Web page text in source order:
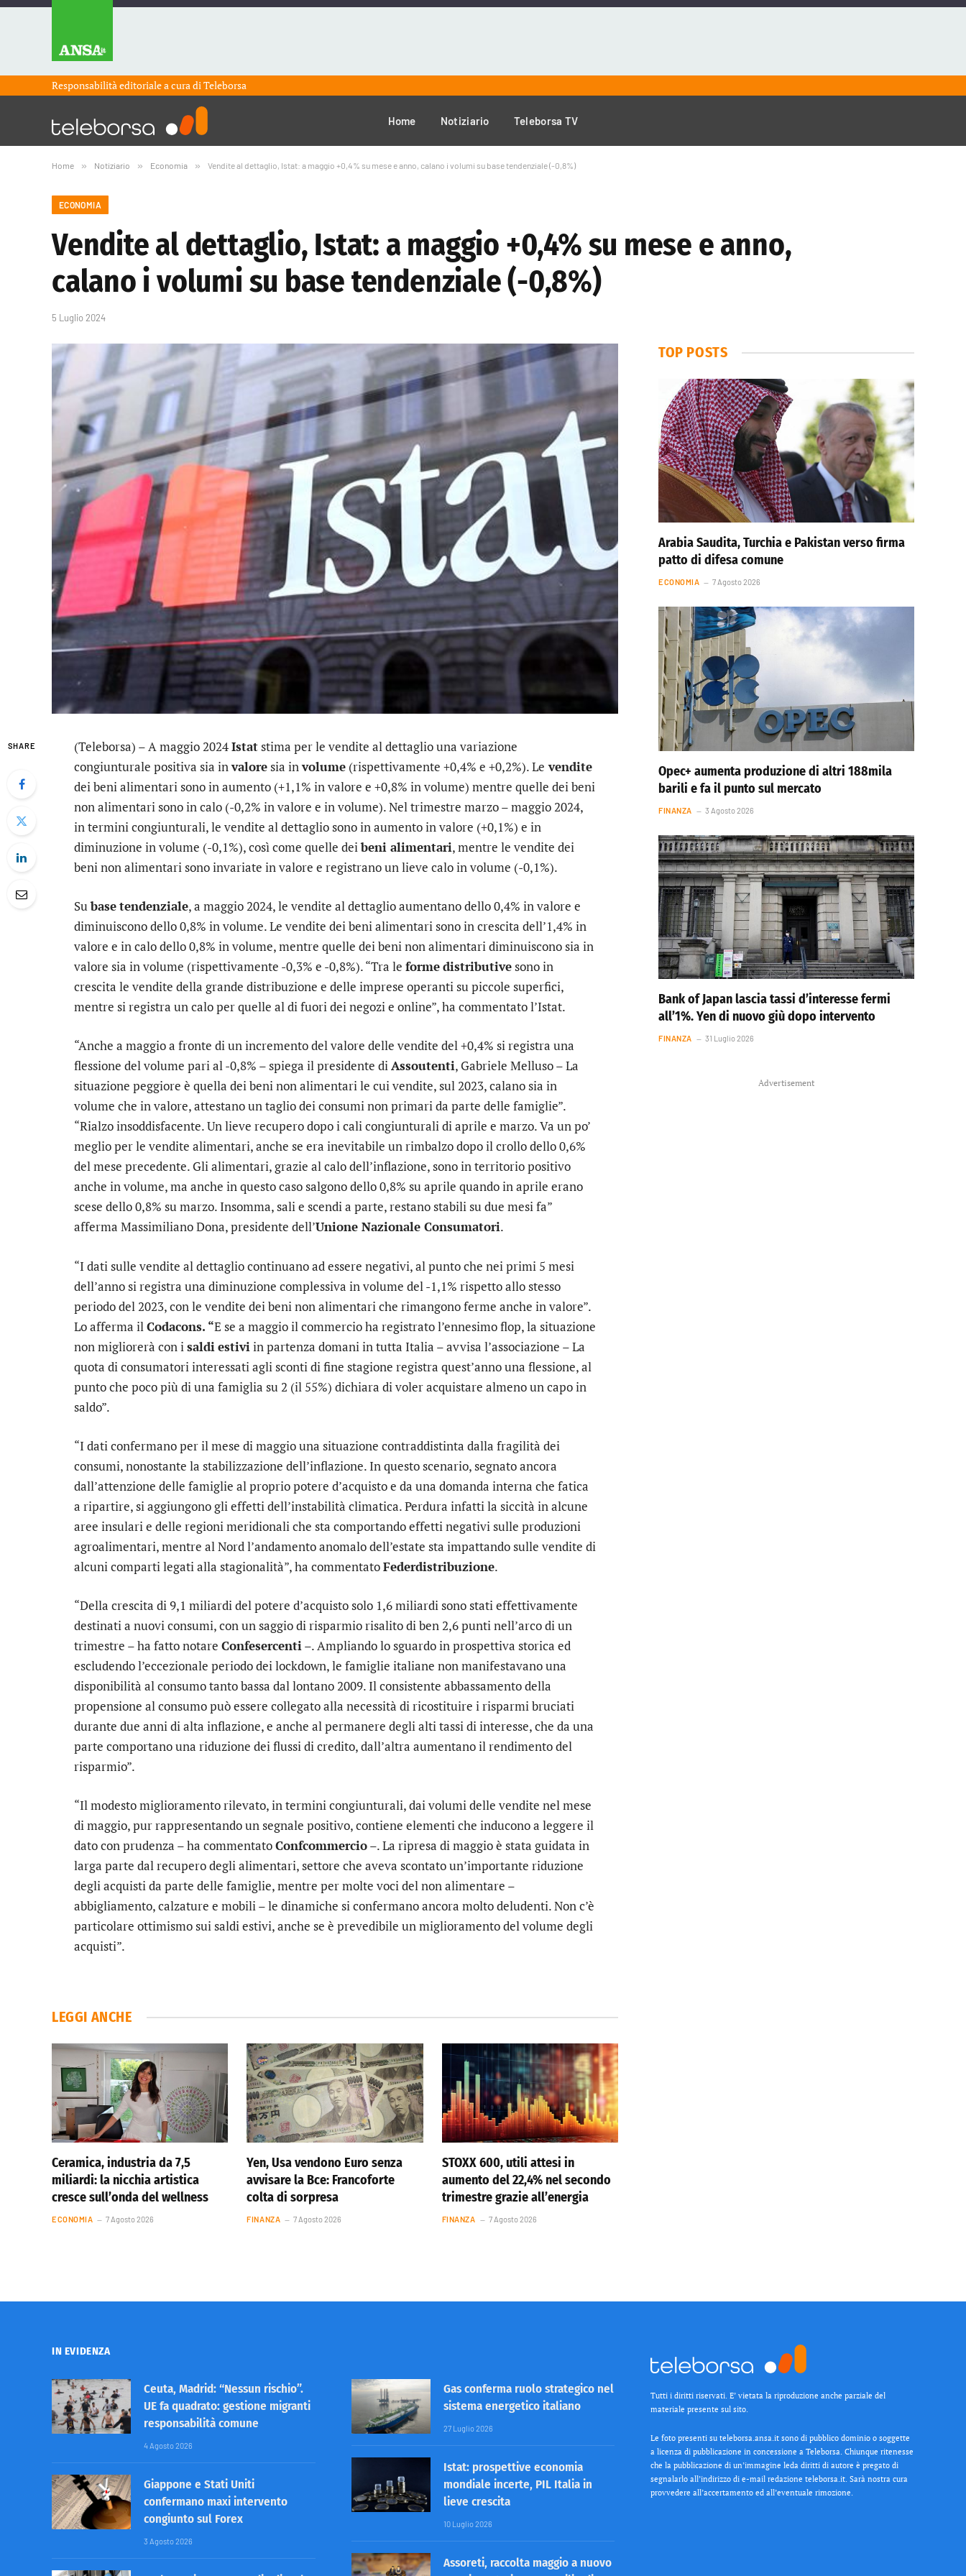
Responsabilità editoriale a cura diTeleborsa
Home Notiziario Teleborsa TV
Home » Notiziario » Economia » Vendite al dettaglio, Istat: a maggio +0,4% su mese e anno, calano i volumi su base tendenziale (-0,8%)
ECONOMIA
Vendite al dettaglio, Istat: a maggio +0,4% su mese e anno,
calano i volumi su base tendenziale (-0,8%)
5 Luglio 2024
SHARE (Teleborsa) – A maggio 2024Istatstima per le vendite al dettaglio una variazione
congiunturale positiva sia invaloresia involume (rispettivamente +0,4% e +0,2%). Le vendite
dei beni alimentari sono in aumento (+1,1% in valore e +0,8% in volume) mentre quelle dei beni
non alimentari sono in calo (-0,2% in valore e in volume). Nel trimestre marzo – maggio 2024,
in termini congiunturali, le vendite al dettaglio sono in aumento in valore (+0,1%) e in
diminuzione in volume (-0,1%), così come quelle deibeni alimentari, mentre le vendite dei
beni non alimentari sono invariate in valore e registrano un lieve calo in volume (-0,1%).
Subasetendenziale, a maggio 2024, le vendite al dettaglio aumentano dello 0,4% in valore e
diminuiscono dello 0,8% in volume. Le vendite dei beni alimentari sono in crescita dell’1,4% in
valore e in calo dello 0,8% in volume, mentre quelle dei beni non alimentari diminuiscono sia in
valore sia in volume (rispettivamente -0,3% e -0,8%). “Tra le formedistributivesono in
crescita le vendite della grande distribuzione e delle imprese operanti su piccole superfici,
mentre si registra un calo per quelle al di fuori dei negozi e online”, ha commentato l’Istat.
“Anche a maggio a fronte di un incremento del valore delle vendite del +0,4% si registra una
flessione del volume pari al -0,8% – spiega il presidente diAssoutenti, Gabriele Melluso – La
situazione peggiore è quella dei beni non alimentari le cui vendite, sul 2023, calano sia in
volume che in valore, attestano un taglio dei consumi non primari da parte delle famiglie”.
“Rialzo insoddisfacente. Un lieve recupero dopo i cali congiunturali di aprile e marzo. Va un po’
meglio per le vendite alimentari, anche se era inevitabile un rimbalzo dopo il crollo dello 0,6%
del mese precedente. Gli alimentari, grazie al calo dell’inflazione, sono in territorio positivo
anche in volume, ma anche in questo caso salgono dello 0,8% su aprile quando in aprile erano
scese dello 0,8% su marzo. Insomma, sali e scendi a parte, restano stabili su due mesi fa”
afferma Massimiliano Dona, presidente dell’Unione Nazionale Consumatori.
“I dati sulle vendite al dettaglio continuano ad essere negativi, al punto che nei primi 5 mesi
dell’anno si registra una diminuzione complessiva in volume del -1,1% rispetto allo stesso
periodo del 2023, con le vendite dei beni non alimentari che rimangono ferme anche in valore”.
Lo afferma il Codacons. “E se a maggio il commercio ha registrato l’ennesimo flop, la situazione
non migliorerà con i saldi estivi in partenza domani in tutta Italia – avvisa l’associazione – La
quota di consumatori interessati agli sconti di fine stagione registra quest’anno una flessione, al
punto che poco più di una famiglia su 2 (il 55%) dichiara di voler acquistare almeno un capo in
saldo”.
“I dati confermano per il mese di maggio una situazione contraddistinta dalla fragilità dei
consumi, nonostante la stabilizzazione dell’inflazione. In questo scenario, segnato ancora
dall’attenzione delle famiglie al proprio potere d’acquisto e da una domanda interna che fatica
a ripartire, si aggiungono gli effetti dell’instabilità climatica. Perdura infatti la siccità in alcune
aree insulari e delle regioni meridionali che sta comportando effetti negativi sulle produzioni
agroalimentari, mentre al Nord l’andamento anomalo dell’estate sta impattando sulle vendite di
alcuni comparti legati alla stagionalità”, ha commentatoFederdistribuzione.
“Della crescita di 9,1 miliardi del potere d’acquisto solo 1,6 miliardi sono stati effettivamente
destinati a nuovi consumi, con un saggio di risparmio risalito di ben 2,6 punti nell’arco di un
trimestre – ha fatto notare Confesercenti–. Ampliando lo sguardo in prospettiva storica ed
escludendo l’eccezionale periodo dei lockdown, le famiglie italiane non manifestavano una
disponibilità al consumo tanto bassa dal lontano 2009. Il consistente abbassamento della
propensione al consumo può essere collegato alla necessità di ricostituire i risparmi bruciati
durante due anni di alta inflazione, e anche al permanere degli alti tassi di interesse, che da una
parte comportano una riduzione dei flussi di credito, dall’altra aumentano il rendimento del
risparmio”.
“Il modesto miglioramento rilevato, in termini congiunturali, dai volumi delle vendite nel mese
di maggio, pur rappresentando un segnale positivo, contiene elementi che inducono a leggere il
dato con prudenza – ha commentatoConfcommercio–. La ripresa di maggio è stata guidata in
larga parte dal recupero degli alimentari, settore che aveva scontato un’importante riduzione
degli acquisti da parte delle famiglie, mentre per molte voci del non alimentare –
abbigliamento, calzature e mobili – le dinamiche si confermano ancora molto deludenti. Non c’è
particolare ottimismo sui saldi estivi, anche se è prevedibile un miglioramento del volume degli
acquisti”.
LEGGI ANCHE
Ceramica, industria da 7,5
miliardi: la nicchia artistica
cresce sull’onda del wellness
ECONOMIA 7 Agosto 2026
Yen, Usa vendono Euro senza
avvisare la Bce: Francoforte
colta di sorpresa
FINANZA 7 Agosto 2026
STOXX 600, utili attesi in
aumento del 22,4% nel secondo
trimestre grazie all’energia
FINANZA 7 Agosto 2026
TOP POSTS
Arabia Saudita, Turchia e Pakistan verso firma
patto di difesa comune
ECONOMIA 7 Agosto 2026
Opec+ aumenta produzione di altri 188mila
barili e fa il punto sul mercato
FINANZA 3 Agosto 2026
Bank of Japan lascia tassi d’interesse fermi
all’1%. Yen di nuovo giù dopo intervento
FINANZA 31 Luglio 2026
Advertisement
IN EVIDENZA
Ceuta, Madrid: “Nessun rischio”.
UE fa quadrato: gestione migranti
responsabilità comune
4 Agosto 2026
Giappone e Stati Uniti
confermano maxi intervento
congiunto sul Forex
3 Agosto 2026
Gas conferma ruolo strategico nel
sistema energetico italiano
27 Luglio 2026
Istat: prospettive economia
mondiale incerte, PIL Italia in
lieve crescita
10 Luglio 2026
Assoreti, raccolta maggio a nuovo
Tutti i diritti riservati. E’ vietata la riproduzione anche parziale del
materiale presente sul sito.
Le foto presenti su teleborsa.ansa.it sono di pubblico dominio o soggette
a licenza di pubblicazione in concessione a Teleborsa. Chiunque ritenesse
che la pubblicazione di un’immagine leda diritti di autore è pregato di
segnalarlo all’indirizzo di e-mail redazione teleborsa.it. Sarà nostra cura
provvedere all’accertamento ed all’eventuale rimozione.